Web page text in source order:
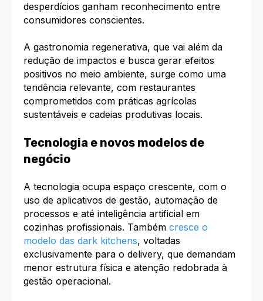
desperdícios ganham reconhecimento entre
consumidores conscientes.​
A gastronomia regenerativa, que vai além da
redução de impactos e busca gerar efeitos
positivos no meio ambiente, surge como uma
tendência relevante, com restaurantes
comprometidos com práticas agrícolas
sustentáveis e cadeias produtivas locais.​
Tecnologia e novos modelos de
negócio
A tecnologia ocupa espaço crescente, com o
uso de aplicativos de gestão, automação de
processos e até inteligência artificial em
cozinhas profissionais. Também cresce o
modelo das dark kitchens, voltadas
exclusivamente para o delivery, que demandam
menor estrutura física e atenção redobrada à
gestão operacional.​